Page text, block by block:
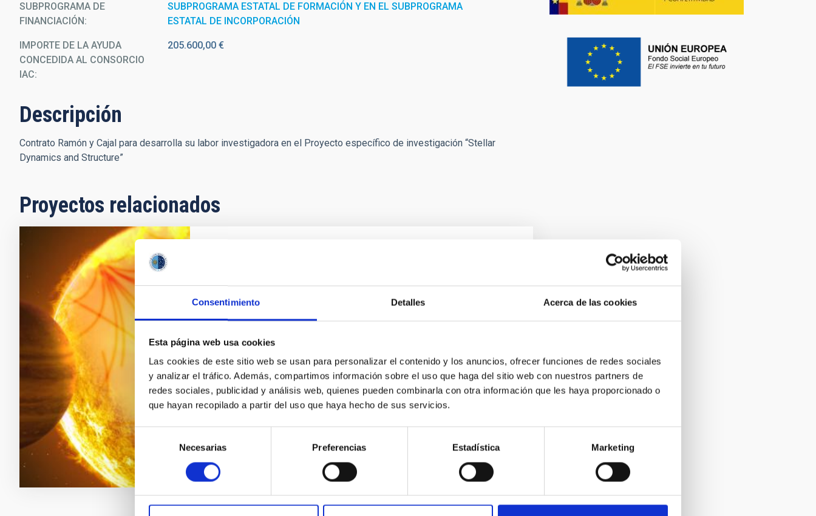
Consentimiento Detalles Acerca de las cookies
Esta página web usa cookies
Las cookies de este sitio web se usan para personalizar el contenido y los anuncios, ofrecer funciones de redes sociales
y analizar el tráfico. Además, compartimos información sobre el uso que haga del sitio web con nuestros partners de
redes sociales, publicidad y análisis web, quienes pueden combinarla con otra información que les haya proporcionado o
que hayan recopilado a partir del uso que haya hecho de sus servicios.
Selección
de
consentimiento
Necesarias Preferencias Estadística Marketing
SUBPROGRAMA DE
FINANCIACIÓN
SUBPROGRAMA ESTATAL DE FORMACIÓN Y EN EL SUBPROGRAMA
ESTATAL DE INCORPORACIÓN
IMPORTE DE LA AYUDA
CONCEDIDA AL CONSORCIO
IAC
205.600,00 €
Descripción
Contrato Ramón y Cajal para desarrolla su labor investigadora en el Proyecto específico de investigación “Stellar
Dynamics and Structure”
Proyectos relacionados
Los objetivos principales de este proyecto son: 1) estudiar la
estructura y la dinámica del interior solar, 2) ampliar este estudio a
utilizando métodos fotométricos y su caracterización con
información complementaria (espectrometría). Para alcanzar el
primer objetivo, utilizamos la
Savita Mathur